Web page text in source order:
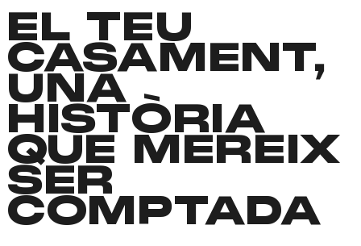
EL TEU
CASAMENT,
UNA
HISTÒRIA
QUE MEREIX
SER
COMPTADA